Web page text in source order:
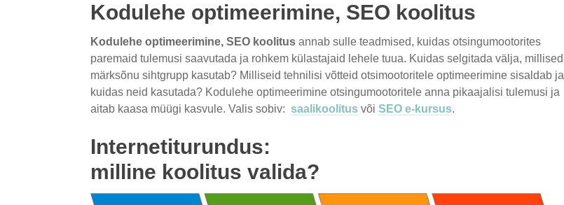
Kodulehe optimeerimine, SEO koolitus
Kodulehe optimeerimine, SEO koolitus annab sulle teadmised, kuidas otsingumootorites
paremaid tulemusi saavutada ja rohkem külastajaid lehele tuua. Kuidas selgitada välja, millised
märksõnu sihtgrupp kasutab? Milliseid tehnilisi võtteid otsimootoritele optimeerimine sisaldab ja
kuidas neid kasutada? Kodulehe optimeerimine otsingumootoritele anna pikaajalisi tulemusi ja
aitab kaasa müügi kasvule. Valis sobiv: saalikoolitus või SEO e-kursus.
Internetiturundus:
milline koolitus valida?